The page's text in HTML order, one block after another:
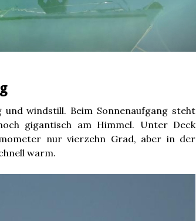
und windstill. Beim Sonnenaufgang steht
gigantisch am Himmel. Unter Deck
nur vierzehn Grad, aber in der
warm.